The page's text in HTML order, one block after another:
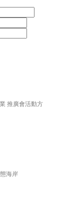
推廣會活動方
海岸